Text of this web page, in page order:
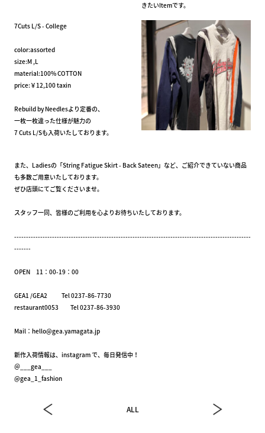
きたいItemです。
7Cuts L/S - College
color:assorted
size:M ,L
material:100% COTTON
price:￥12,100 taxin
Rebuild by Needlesより定番の、
一枚一枚違った仕様が魅力の
7 Cuts L/Sも入荷いたしております。
また、Ladiesの「String Fatigue Skirt - Back Sateen」など、ご紹介できていない商品
も多数ご用意いたしております。
ぜひ店頭にてご覧くださいませ。
スタッフ一同、皆様のご利用を心よりお待ちいたしております。
----------------------------------------------------------------------------------------------------
-------
OPEN 11：00-19：00
GEA1 /GEA2 Tel 0237-86-7730
restaurant0053 Tel 0237-86-3930
Mail：hello@gea.yamagata.jp
新作入荷情報は、instagram で、毎日発信中！
＠___gea___
@gea_1_fashion
ALL